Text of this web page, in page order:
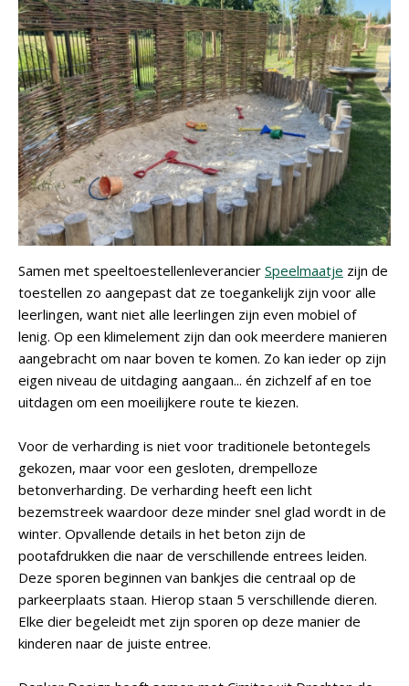
Samen met speeltoestellenleverancier Speelmaatje zijn de
toestellen zo aangepast dat ze toegankelijk zijn voor alle
leerlingen, want niet alle leerlingen zijn even mobiel of
lenig. Op een klimelement zijn dan ook meerdere manieren
aangebracht om naar boven te komen. Zo kan ieder op zijn
eigen niveau de uitdaging aangaan... én zichzelf af en toe
uitdagen om een moeilijkere route te kiezen.
Voor de verharding is niet voor traditionele betontegels
gekozen, maar voor een gesloten, drempelloze
betonverharding. De verharding heeft een licht
bezemstreek waardoor deze minder snel glad wordt in de
winter. Opvallende details in het beton zijn de
pootafdrukken die naar de verschillende entrees leiden.
Deze sporen beginnen van bankjes die centraal op de
parkeerplaats staan. Hierop staan 5 verschillende dieren.
Elke dier begeleidt met zijn sporen op deze manier de
kinderen naar de juiste entree.